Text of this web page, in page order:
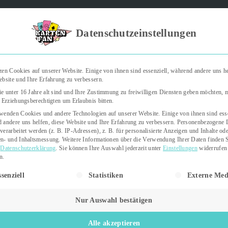
Trading Cards
Datenschutzeinstellungen
Cookies auf unserer Website. Einige von ihnen sind essenziell, während andere uns
und Ihre Erfahrung zu verbessern.
unter 16 Jahre alt sind und Ihre Zustimmung zu freiwilligen Diensten geben möchten,
um Erlaubnis bitten.
Cookies und andere Technologien auf unserer Website. Einige von ihnen sind
andere uns helfen, diese Website und Ihre Erfahrung zu verbessern. Personenbezogene
werden (z. B. IP-Adressen), z. B. für personalisierte Anzeigen und Inhalte
und Inhaltsmessung. Weitere Informationen über die Verwendung Ihrer Daten finden
Datenschutzerklärung. Sie können Ihre Auswahl jederzeit unterEinstellungenwiderrufen
eine Liste der Service-Gruppen, für die eine Einwilligung erteilt
Statistiken Externe
Nur Auswahl bestätigen
Alle akzeptieren